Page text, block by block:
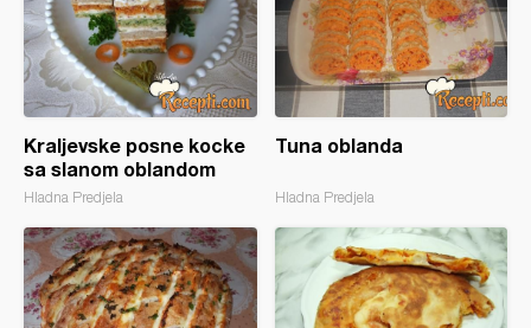
Kraljevske posne kocke
sa slanom oblandom
Hladna Predjela
Tuna oblanda
Hladna Predjela